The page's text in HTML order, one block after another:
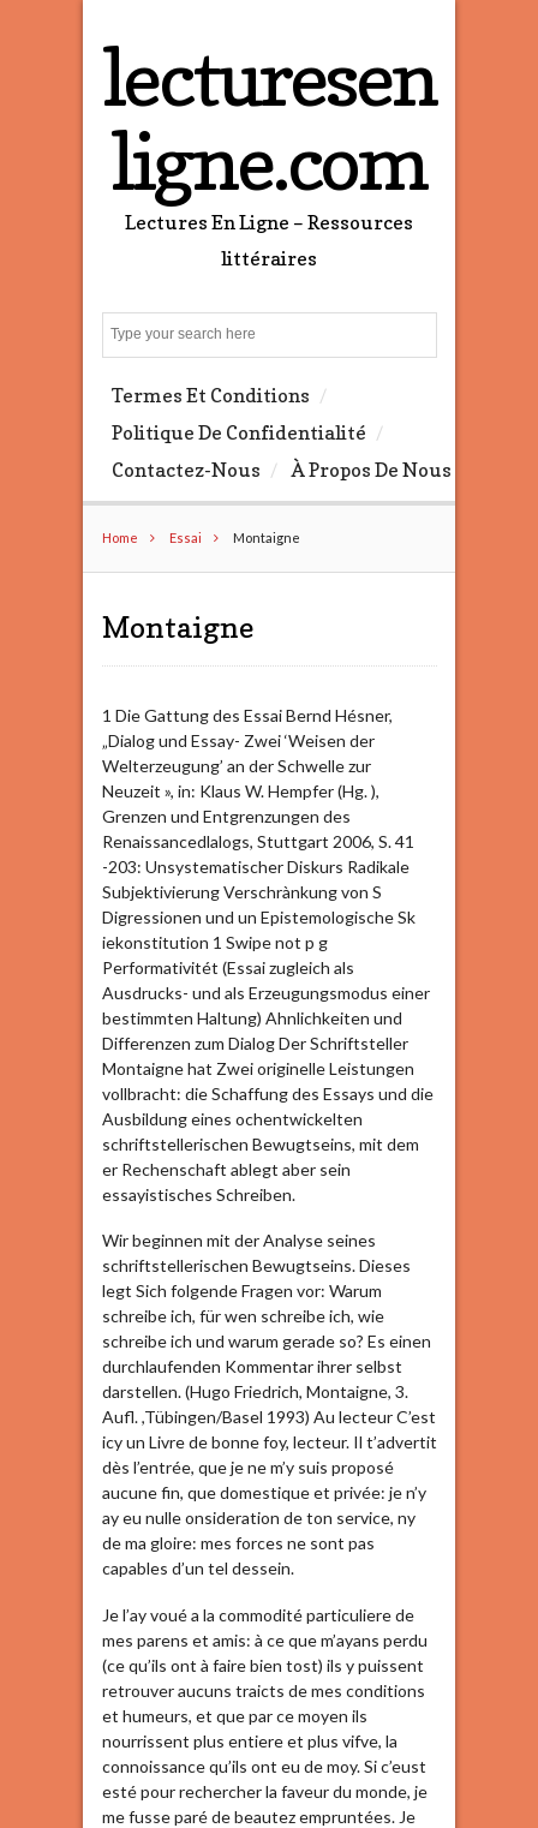
lecturesen
ligne.com
Lectures En Ligne – Ressources
littéraires
e
Termes Et Conditions
Politique De Confidentialité
Contactez-Nous
À Propos De Nous
Home Essai Montaigne
Montaigne
1 Die Gattung des Essai Bernd Hésner,
„Dialog und Essay- Zwei ‘Weisen der
Welterzeugung’ an der Schwelle zur
Neuzeit », in: Klaus W. Hempfer (Hg. ),
Grenzen und Entgrenzungen des
Renaissancedlalogs, Stuttgart 2006, S. 41
-203: Unsystematischer Diskurs Radikale
Subjektivierung Verschrànkung von S
Digressionen und un Epistemologische Sk
iekonstitution 1 Swipe not p g
Performativitét (Essai zugleich als
Ausdrucks- und als Erzeugungsmodus einer
bestimmten Haltung) Ahnlichkeiten und
Differenzen zum Dialog Der Schriftsteller
Montaigne hat Zwei originelle Leistungen
vollbracht: die Schaffung des Essays und die
Ausbildung eines ochentwickelten
schriftstellerischen Bewugtseins, mit dem
er Rechenschaft ablegt aber sein
essayistisches Schreiben.
Wir beginnen mit der Analyse seines
schriftstellerischen Bewugtseins. Dieses
legt Sich folgende Fragen vor: Warum
schreibe ich, für wen schreibe ich, wie
schreibe ich und warum gerade so? Es einen
durchlaufenden Kommentar ihrer selbst
darstellen. (Hugo Friedrich, Montaigne, 3.
Aufl. ,Tübingen/Basel 1993) Au lecteur C’est
icy un Livre de bonne foy, lecteur. Il t’advertit
dès l’entrée, que je ne m’y suis proposé
aucune fin, que domestique et privée: je n’y
ay eu nulle onsideration de ton service, ny
de ma gloire: mes forces ne sont pas
capables d’un tel dessein.
Je l’ay voué a la commodité particuliere de
mes parens et amis: à ce que m’ayans perdu
(ce qu’ils ont à faire bien tost) ils y puissent
retrouver aucuns traicts de mes conditions
et humeurs, et que par ce moyen ils
nourrissent plus entiere et plus vifve, la
connoissance qu’ils ont eu de moy. Si c’eust
esté pour rechercher la faveur du monde, je
me fusse paré de beautez empruntées. Je